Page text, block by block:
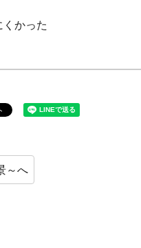
くかった
～へ